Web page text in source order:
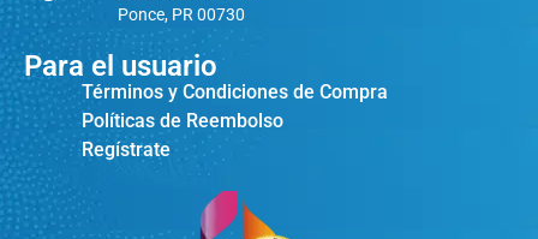
Ponce, PR 00730
Para el usuario
Términos y Condiciones de Compra
Políticas de Reembolso
Regístrate